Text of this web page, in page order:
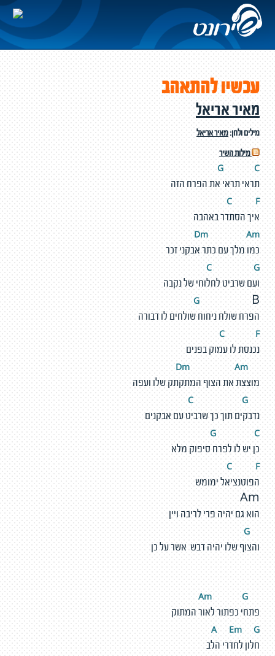
עכשיו להתאהב
מאיר אריאל
מילים ולחן:מאיר אריאל
מילות השיר
G C
תראי תראי את הפרח הזה
C F
איך הסתדר באהבה
Dm Am
כמו מלך עם כתר אבקני זכר
C G
ועם שרביט לחלוחי של נקבה
G
B
הפרח שולח ניחוח שולחים לו דבורה
C F
נכנסת לו עמוק בפנים
m Am
מוצצת את הצוף המתקתק שלו ועפה
G
נדבקים תוך כך שרביט עם אבקנים
G C
כן יש לו לפרח סיפוק מלא
C F
הפוטנציאל ימומש
Am
הוא גם יהיה פרי לריבה ויין
והצוף שלו יהיה דבש אשר על כן
m G
פתחי כפתור לאור המתוק
A Em G
חלון לחדרי הלב